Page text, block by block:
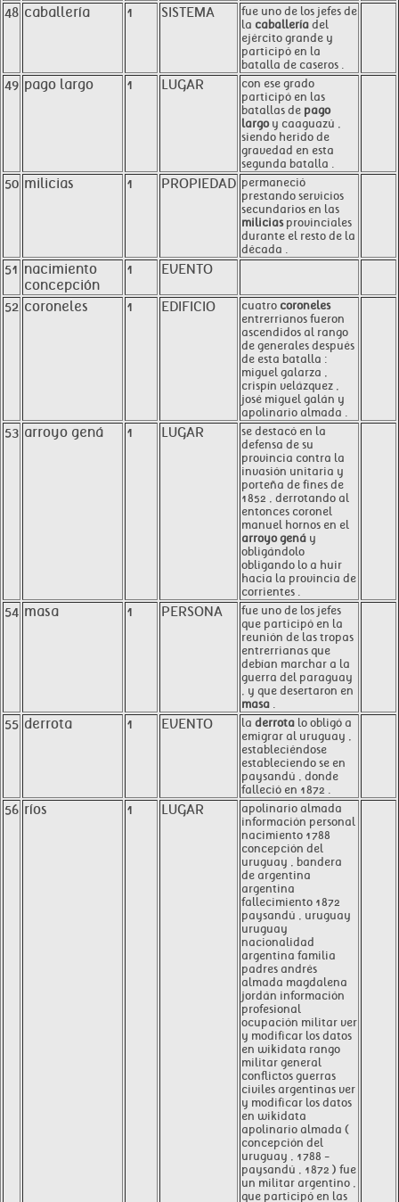
48 caballería 1 SISTEMA
fue uno de los jefes de
la caballería del
ejército grande y
participó en la
batalla de caseros .
49 pago largo 1 LUGAR
con ese grado
participó en las
batallas de pago
largoy caaguazú ,
siendo herido de
gravedad en esta
segunda batalla .
50 milicias 1 PROPIEDAD permaneció
prestando servicios
secundarios en las
miliciasprovinciales
durante el resto de la
década .
51 nacimiento
concepción
1 EVENTO
52 coroneles 1 EDIFICIO cuatro coroneles
entrerrianos fueron
ascendidos al rango
de generales después
de esta batalla :
miguel galarza ,
crispín velázquez ,
josé miguel galán y
apolinario almada .
53 arroyo gená 1 LUGAR
se destacó en la
defensa de su
provincia contra la
invasión unitaria y
porteña de fines de
1852 , derrotando al
entonces coronel
manuel hornos en el
arroyo gená y
obligándolo
obligando lo a huir
hacia la provincia de
corrientes .
54 masa 1 PERSONA
fue uno de los jefes
que participó en la
reunión de las tropas
entrerrianas que
debían marchar a la
guerra del paraguay
, y que desertaron en
masa .
55 derrota 1 EVENTO la derrota lo obligó a
emigrar al uruguay ,
estableciéndose
estableciendo se en
paysandú , donde
falleció en 1872 .
56 ríos 1 LUGAR
apolinario almada
información personal
nacimiento 1788
concepción del
uruguay , bandera
de argentina
argentina
fallecimiento 1872
paysandú , uruguay
uruguay
nacionalidad
argentina familia
padres andrés
almada magdalena
jordán información
profesional
ocupación militar ver
y modificar los datos
en wikidata rango
militar general
conflictos guerras
civiles argentinas ver
y modificar los datos
en wikidata
apolinario almada (
concepción del
uruguay , 1788 -
paysandú , 1872 ) fue
un militar argentino ,
que participó en las